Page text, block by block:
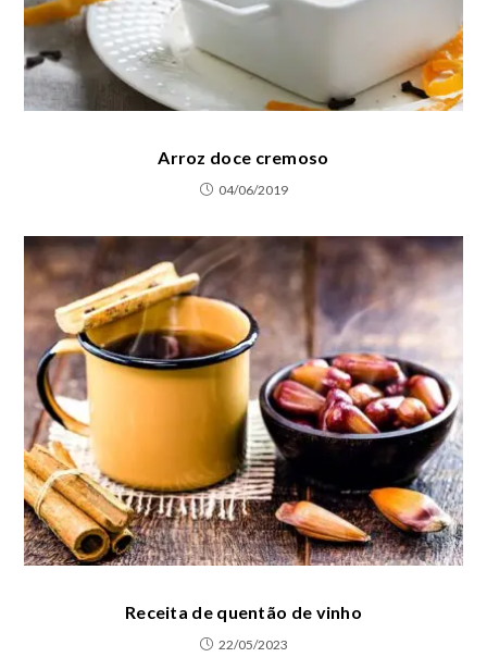
Arroz doce cremoso
04/06/2019
Receita de quentão de vinho
22/05/2023